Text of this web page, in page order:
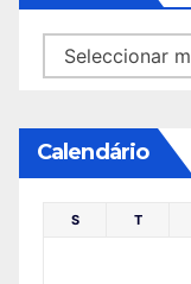
Arquivo
Calendário
S T